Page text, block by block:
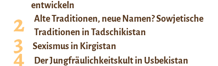
entwickeln
Alte Traditionen, neue Namen? Sowjetische
Traditionen in Tadschikistan
Sexismus in Kirgistan
Der Jungfräulichkeitskult in Usbekistan